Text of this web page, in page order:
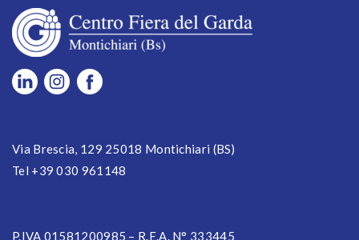
Via Brescia, 129 25018 Montichiari (BS)
Tel +39 030 961148
P.IVA 01581200985 – R.E.A. N° 333445